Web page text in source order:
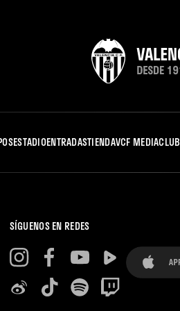
ESTADIOENTRADASTIENDAVCF MEDIACLUB
SÍGUENOS EN REDES